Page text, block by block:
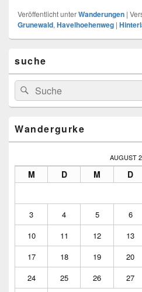
Veröffentlicht unterWanderungen |
Grunewald, Havelhoehenweg |
Seitenleisten-
Widgetbereich
suche
Suchen
nach:
Suchen
Wandergurke
AUGUST
M D M D
3
4 5 6
10
11 12 13
17
18 19 20
24
25 26 27